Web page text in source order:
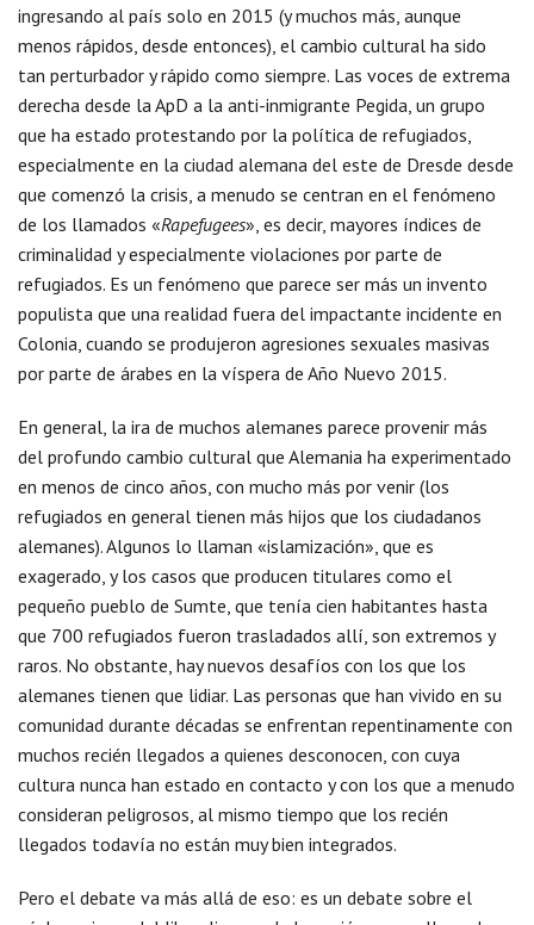
ingresando al país solo en 2015 (y muchos más, aunque
menos rápidos, desde entonces), el cambio cultural ha sido
tan perturbador y rápido como siempre. Las voces de extrema
derecha desde la ApD a la anti-inmigrante Pegida, un grupo
que ha estado protestando por la política de refugiados,
especialmente en la ciudad alemana del este de Dresde desde
que comenzó la crisis, a menudo se centran en el fenómeno
de los llamados «Rapefugees», es decir, mayores índices de
criminalidad y especialmente violaciones por parte de
refugiados. Es un fenómeno que parece ser más un invento
populista que una realidad fuera del impactante incidente en
Colonia, cuando se produjeron agresiones sexuales masivas
por parte de árabes en la víspera de Año Nuevo 2015.
En general, la ira de muchos alemanes parece provenir más
del profundo cambio cultural que Alemania ha experimentado
en menos de cinco años, con mucho más por venir (los
refugiados en general tienen más hijos que los ciudadanos
alemanes). Algunos lo llaman «islamización», que es
exagerado, y los casos que producen titulares como el
pequeño pueblo de Sumte, que tenía cien habitantes hasta
que 700 refugiados fueron trasladados allí, son extremos y
raros. No obstante, hay nuevos desafíos con los que los
alemanes tienen que lidiar. Las personas que han vivido en su
comunidad durante décadas se enfrentan repentinamente con
muchos recién llegados a quienes desconocen, con cuya
cultura nunca han estado en contacto y con los que a menudo
consideran peligrosos, al mismo tiempo que los recién
llegados todavía no están muy bien integrados.
Pero el debate va más allá de eso: es un debate sobre el